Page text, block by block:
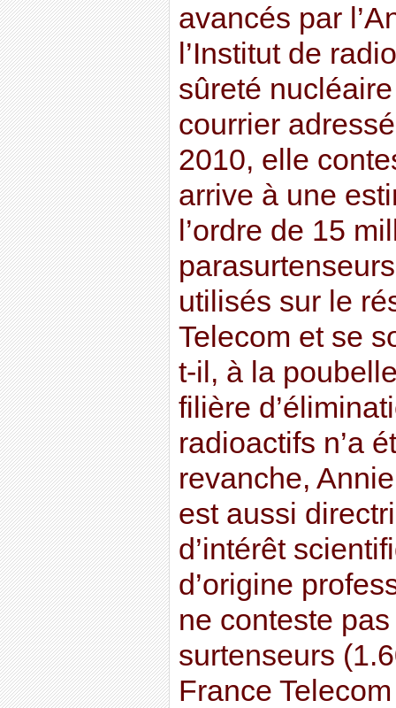
avancés par
l’Institut de
sûreté
courrier
2010, elle
arrive à une
l’ordre de 15
utilisés sur le
Telecom et se
t-il, à la
filière
radioactifs n’a
revanche,
est aussi
d’intérêt
d’origine
ne conteste
surtenseurs
France